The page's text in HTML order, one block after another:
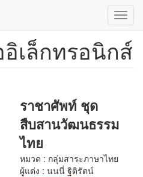
เล็กทรอนิกส์
ราชาศัพท์ ชุด
สืบสานวัฒนธรรม
ไทย
หมวด : กลุ่มสาระภาษาไทย
ผู้แต่ง : นนนี่ ฐิติรัตน์